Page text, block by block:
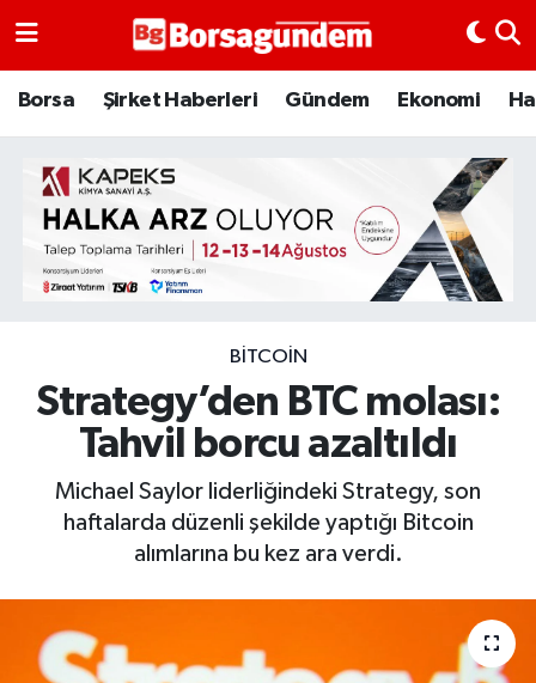
Borsa Şirket Haberleri Gündem Ekonomi
BITCOIN
Strategy’den BTC molası:
Tahvil borcu azaltıldı
Michael Saylor liderliğindeki Strategy, son
haftalarda düzenli şekilde yaptığı Bitcoin
alımlarına bu kez ara verdi.
Borsa
Emtia
Galeri
Bitcoin
Şirket Haberleri
Borsa Gundem
Coin Isı Haritası